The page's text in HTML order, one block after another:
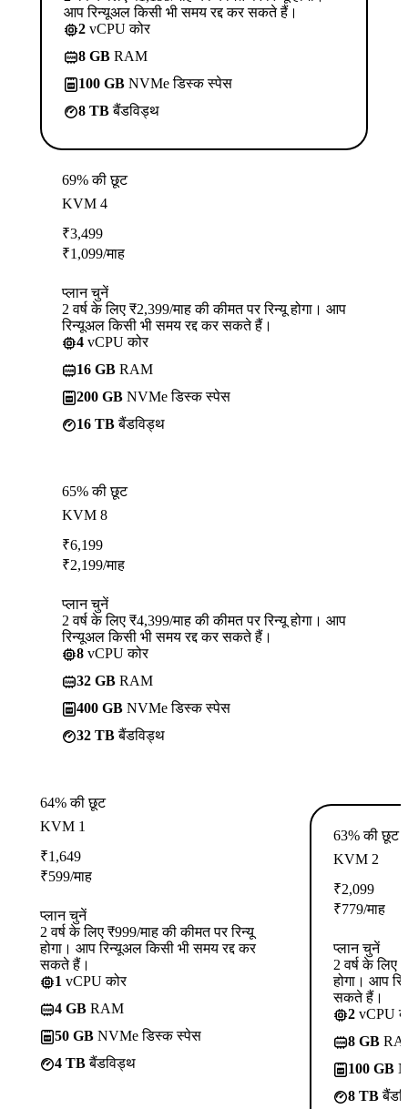
आप रिन्यूअल किसी भी समय रद्द कर सकते हैं।
2 vCPU कोर
8 GB RAM
100 GB NVMe डिस्क स्पेस
8 TBबैंडविड्थ
69% की छूट
KVM 4
₹3,499
₹1,099/माह
प्लान चुनें
2 वर्ष के लिए ₹2,399/माह की कीमत पर रिन्यू होगा। आप
रिन्यूअल किसी भी समय रद्द कर सकते हैं।
4 vCPU कोर
16 GB RAM
200 GB NVMe डिस्क स्पेस
16 TBबैंडविड्थ
65% की छूट
KVM 8
₹6,199
₹2,199/माह
प्लान चुनें
2 वर्ष के लिए ₹4,399/माह की कीमत पर रिन्यू होगा। आप
रिन्यूअल किसी भी समय रद्द कर सकते हैं।
8 vCPU कोर
32 GB RAM
400 GB NVMe डिस्क स्पेस
32 TBबैंडविड्थ
64% की छूट
KVM 1
₹1,649
₹599/माह
प्लान चुनें
2 वर्ष के लिए ₹999/माह की कीमत पर रिन्यू
होगा। आप रिन्यूअल किसी भी समय रद्द कर
सकते हैं।
1 vCPU कोर
4 GB RAM
50 GB NVMe डिस्क स्पेस
4 TBबैंडविड्थ
63% की छूट
KVM 2
₹2,099
₹779/माह
प्लान चुनें
2 वर्ष के लिए
होगा। आप
सकते हैं।
2 vCPU
8 GB
100 GB
8 TB